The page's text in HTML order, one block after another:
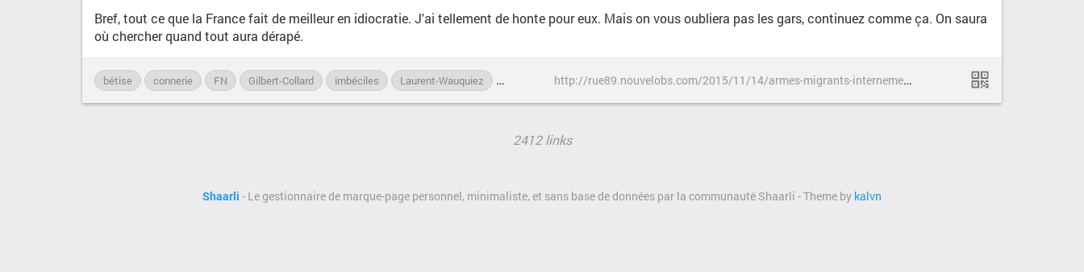
Bref, tout ce que la France fait de meilleur en idiocratie. J'ai tellement de honte pour eux. Mais on vous oubliera pas les gars, continuez comme ça. On saura
où chercher quand tout aura dérapé.
bétise connerie FN Gilbert-Collard imbéciles Laurent-Wauquiez Louis-Sarkozy Nadine-Morano Philippe-de-Villier triste h
ttp://rue89.nouvelobs.com/2015/11/14/armes-migrants-internement-deja-lheure-conneries-262088
2412 links
Shaarli - Le gestionnaire de marque-page personnel, minimaliste, et sans base de données par la communauté Shaarli - Theme by kalvn